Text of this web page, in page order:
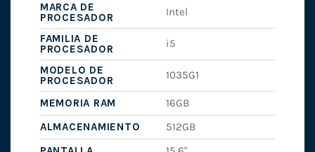
MARCA DE
PROCESADOR
Intel
FAMILIA DE
PROCESADOR
i5
MODELO DE
PROCESADOR
1035G1
MEMORIA RAM
16GB
ALMACENAMIENTO
512GB